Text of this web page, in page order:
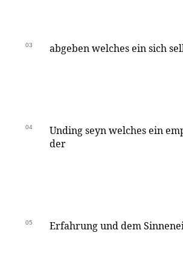
03 abgeben welches ein sich
04
Unding seyn welches ein
der
05 Erfahrung und dem